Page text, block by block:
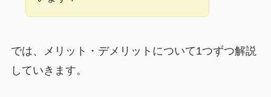
では、メリット・デメリットについて1つずつ解説
していきます。